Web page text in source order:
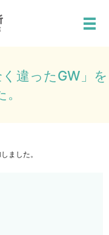
メ
違ったGW」を
ました。